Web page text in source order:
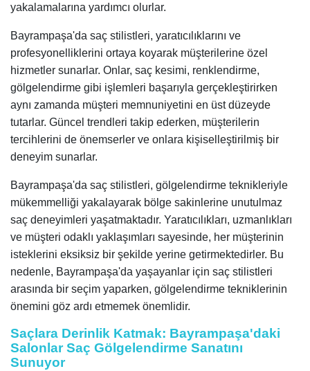
yakalamalarına yardımcı olurlar.
Bayrampaşa'da saç stilistleri, yaratıcılıklarını ve
profesyonelliklerini ortaya koyarak müşterilerine özel
hizmetler sunarlar. Onlar, saç kesimi, renklendirme,
gölgelendirme gibi işlemleri başarıyla gerçekleştirirken
aynı zamanda müşteri memnuniyetini en üst düzeyde
tutarlar. Güncel trendleri takip ederken, müşterilerin
tercihlerini de önemserler ve onlara kişiselleştirilmiş bir
deneyim sunarlar.
Bayrampaşa'da saç stilistleri, gölgelendirme teknikleriyle
mükemmelliği yakalayarak bölge sakinlerine unutulmaz
saç deneyimleri yaşatmaktadır. Yaratıcılıkları, uzmanlıkları
ve müşteri odaklı yaklaşımları sayesinde, her müşterinin
isteklerini eksiksiz bir şekilde yerine getirmektedirler. Bu
nedenle, Bayrampaşa'da yaşayanlar için saç stilistleri
arasında bir seçim yaparken, gölgelendirme tekniklerinin
önemini göz ardı etmemek önemlidir.
Saçlara Derinlik Katmak: Bayrampaşa'daki
Salonlar Saç Gölgelendirme Sanatını
Sunuyor